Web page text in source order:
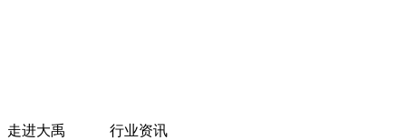
走进大禹
行业资讯